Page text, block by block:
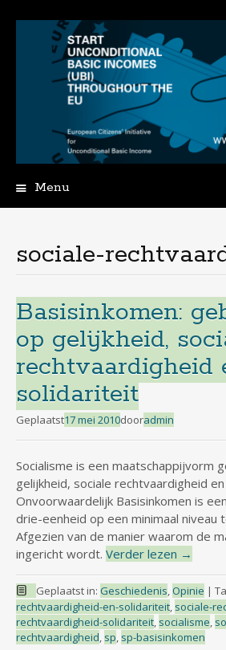
Menu
inhoud
sociale-
Basisinkomen:
op gelijkheid,
rechtvaardigheid
solidariteit
Geplaatst17 mei 2010dooradmin
Socialisme is een maatschappijvorm
gelijkheid, sociale rechtvaardigheid
Onvoorwaardelijk Basisinkomen is
drie-eenheid op een minimaal niveau
Afgezien van de manier waarom de
ingericht wordt. Verder lezen →
Geplaatst in: Geschiedenis, Opinie |
rechtvaardigheid-en-solidariteit, sociale-
rechtvaardigheid-solidariteit, socialisme,
rechtvaardigheid, sp, sp-basisinkomen